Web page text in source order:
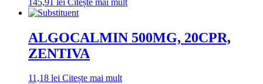
ALGOCALMIN 500MG, 20CPR,
ZENTIVA
11,18 lei Citește mai mult